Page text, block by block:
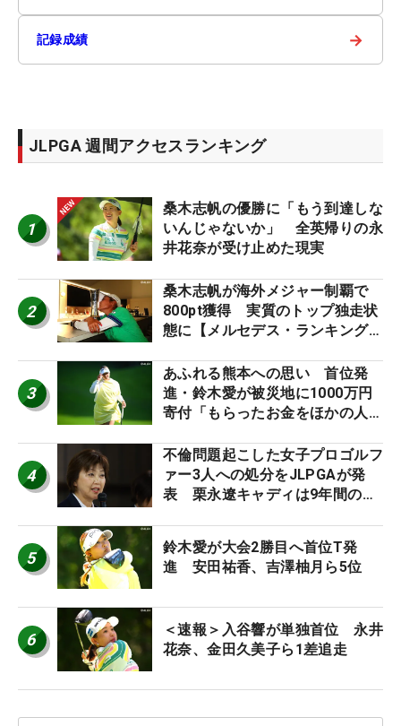
記録成績 →
JLPGA 週間アクセスランキング
1
桑木志帆の優勝に「もう到達しな
いんじゃないか」 全英帰りの永
井花奈が受け止めた現実
2
桑木志帆が海外メジャー制覇で
800pt獲得 実質のトップ独走状
態に【メルセデス・ランキング番
3
あふれる熊本への思い 首位発
進・鈴木愛が被災地に1000万円
寄付「もらったお金をほかの人
4
不倫問題起こした女子プロゴルフ
ァー3人への処分をJLPGAが発
表 栗永遼キャディは9年間の立
5
鈴木愛が大会2勝目へ首位T発
進 安田祐香、吉澤柚月ら5位
6
＜速報＞入谷響が単独首位 永井
花奈、金田久美子ら1差追走